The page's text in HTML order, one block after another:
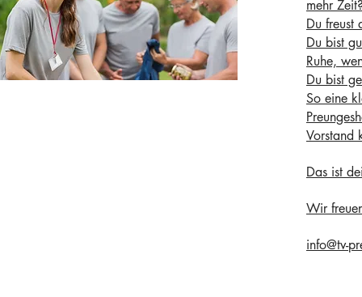
mehr
Du freust
Du bist
Ruhe,
Du bist
So eine
Vorstand
Das ist
Wir
info@tv-